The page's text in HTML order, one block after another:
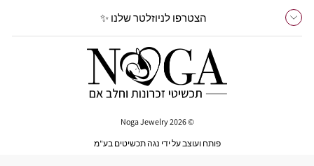
הצטרפו לניוזלטר שלנו ✨
© 2026 Noga Jewelry
פותח ועוצב על ידי נגה תכשיטים בע"מ